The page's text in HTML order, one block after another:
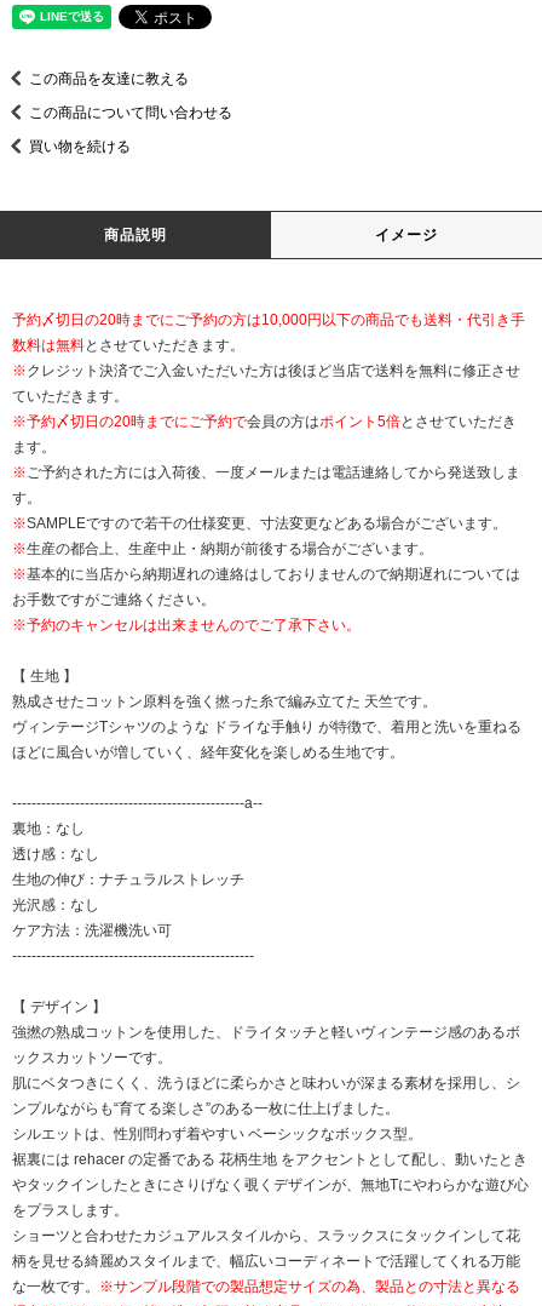
この商品を友達に教える
この商品について問い合わせる
買い物を続ける
商品説明 イメージ
予約〆切日の20時までにご予約の方は10,000円以下の商品でも送料・代引き手
数料は無料とさせていただきます。
※クレジット決済でご入金いただいた方は後ほど当店で送料を無料に修正させ
ていただきます。
※予約〆切日の20時までにご予約で会員の方はポイント5倍とさせていただき
ます。
※ご予約された方には入荷後、一度メールまたは電話連絡してから発送致しま
す。
※SAMPLEですので若干の仕様変更、寸法変更などある場合がございます。
※生産の都合上、生産中止・納期が前後する場合がございます。
※基本的に当店から納期遅れの連絡はしておりませんので納期遅れについては
お手数ですがご連絡ください。
※予約のキャンセルは出来ませんのでご了承下さい。
【 生地 】
熟成させたコットン原料を強く撚った糸で編み立てた 天竺です。
ヴィンテージTシャツのような ドライな手触り が特徴で、着用と洗いを重ねる
ほどに風合いが増していく、経年変化を楽しめる生地です。
------------------------------------------------a--
裏地：なし
透け感：なし
生地の伸び：ナチュラルストレッチ
光沢感：なし
ケア方法：洗濯機洗い可
--------------------------------------------------
【 デザイン 】
強撚の熟成コットンを使用した、ドライタッチと軽いヴィンテージ感のあるボ
ックスカットソーです。
肌にベタつきにくく、洗うほどに柔らかさと味わいが深まる素材を採用し、シ
ンプルながらも“育てる楽しさ”のある一枚に仕上げました。
シルエットは、性別問わず着やすい ベーシックなボックス型。
裾裏には rehacer の定番である 花柄生地 をアクセントとして配し、動いたとき
やタックインしたときにさりげなく覗くデザインが、無地Tにやわらかな遊び心
をプラスします。
ショーツと合わせたカジュアルスタイルから、スラックスにタックインして花
柄を見せる綺麗めスタイルまで、幅広いコーディネートで活躍してくれる万能
な一枚です。 ※サンプル段階での製品想定サイズの為、製品との寸法と異なる